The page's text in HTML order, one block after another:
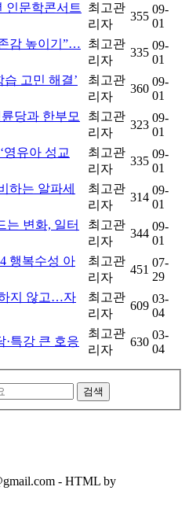
인문학콘서트
최고관
리자
355
09-
01
감 높이기”…
최고관
리자
335
09-
01
습 고민 해결’
최고관
리자
360
09-
01
당과 한부모
최고관
리자
323
09-
01
영유아 성교
최고관
리자
335
09-
01
하는 알파세
최고관
리자
314
09-
01
는 변화, 일터
최고관
리자
344
09-
01
행복수성 아
최고관
리자
451
07-
29
지 않고…자
최고관
리자
609
03-
04
·특강 큰 호응
최고관
리자
630
03-
04
검색
- HTML by